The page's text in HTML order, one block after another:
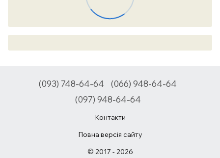
(093) 748-64-64
(066) 948-64-64
(097) 948-64-64
Контакти
Повна версія сайту
© 2017 - 2026